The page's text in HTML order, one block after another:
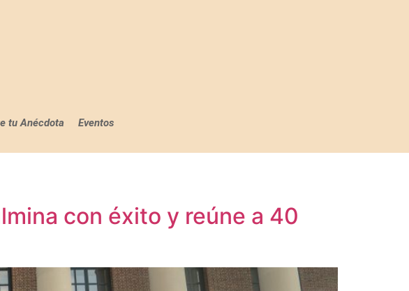
tu Anécdota Eventos
con éxito y reúne a 40